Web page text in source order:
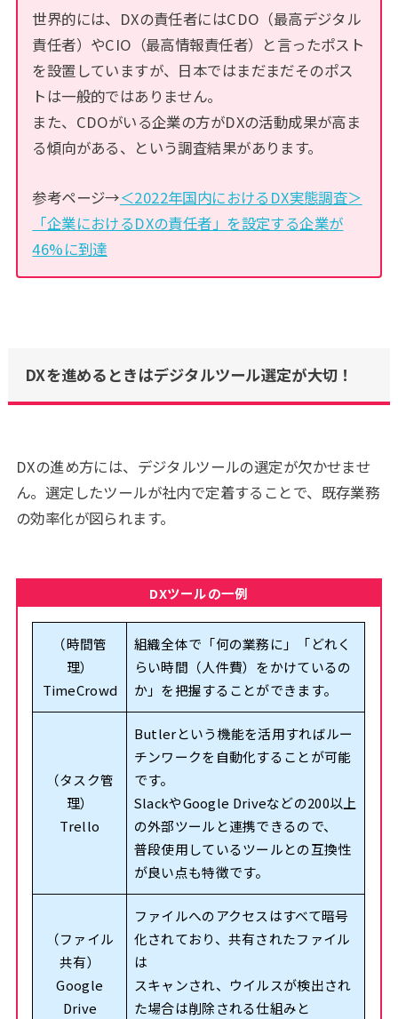
世界的には、DXの責任者にはCDO（最高デジタル
責任者）やCIO（最高情報責任者）と言ったポスト
を設置していますが、日本ではまだまだそのポス
トは一般的ではありません。
また、CDOがいる企業の方がDXの活動成果が高ま
る傾向がある、という調査結果があります。
参考ページ→＜2022年国内におけるDX実態調査＞
「企業におけるDXの責任者」を設定する企業が
46%に到達
DXを進めるときはデジタルツール選定が大切！
DXの進め方には、デジタルツールの選定が欠かせませ
ん。選定したツールが社内で定着することで、既存業務
の効率化が図られます。
DXツールの一例
（時間管
理）
TimeCrowd
組織全体で「何の業務に」「どれく
らい時間（人件費）をかけているの
か」を把握することができます。
（タスク管
理）
Trello
Butlerという機能を活用すればルー
チンワークを自動化することが可能
です。
SlackやGoogle Driveなどの200以上
の外部ツールと連携できるので、
普段使用しているツールとの互換性
が良い点も特徴です。
（ファイル
共有）
Google
Drive
ファイルへのアクセスはすべて暗号
化されており、共有されたファイル
は
スキャンされ、ウイルスが検出され
た場合は削除される仕組みと